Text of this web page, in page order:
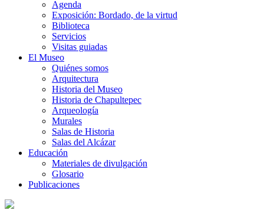
Agenda
Exposición: Bordado, de la virtud
Biblioteca
Servicios
Visitas guiadas
El Museo
Quiénes somos
Arquitectura
Historia del Museo
Historia de Chapultepec
Arqueología
Murales
Salas de Historia
Salas del Alcázar
Educación
Materiales de divulgación
Glosario
Publicaciones